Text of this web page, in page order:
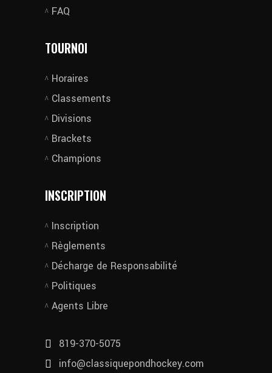
FAQ
TOURNOI
Horaires
Classements
Divisions
Brackets
Champions
INSCRIPTION
Inscription
Règlements
Décharge de Responsabilité
Politiques
Agents Libre
819-370-5075
info@classiquepondhockey.com